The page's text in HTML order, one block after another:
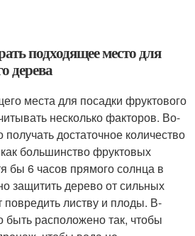
подходящее место для
дерева
места для посадки фруктового
несколько факторов. Во-
достаточное количество
как большинство фруктовых
бы 6 часов прямого солнца в
защитить дерево от сильных
повредить листву и плоды. В-
быть расположено так, чтобы